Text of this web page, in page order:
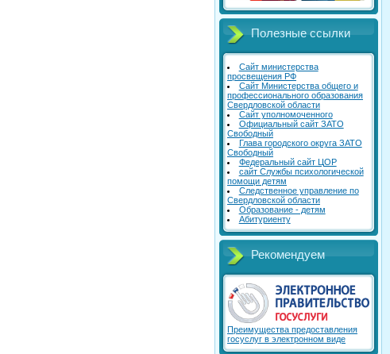
Полезные ссылки
Сайт министерства
просвещения РФ
Сайт Министерства общего и
профессионального образования
Свердловской области
Сайт уполномоченного
Официальный сайт ЗАТО
Свободный
Глава городского округа ЗАТО
Свободный
Федеральный сайт ЦОР
сайт Службы психологической
помощи детям
Следственное управление по
Свердловской области
Образование - детям
Абитуриенту
Рекомендуем
Преимущества предоставления
госуслуг в электронном виде